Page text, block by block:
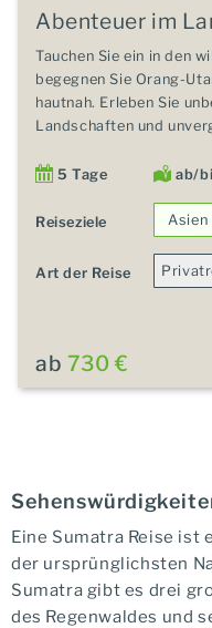
Abenteuer im
Tauchen Sie ein in den
begegnen Sie Orang-
hautnah. Erleben Sie
Landschaften und
5 Tage ab/
Reiseziele Asien
Art der Reise
ab 730 €
Eine Sumatra Reise ist
der ursprünglichsten
Sumatra gibt es drei
des Regenwaldes und